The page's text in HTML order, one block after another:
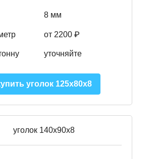
8 мм
от 2200 ₽
уточняйте
уголок 125х80х8
уголок 140х90х8